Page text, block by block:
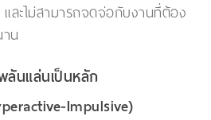
ละไม่สามารถจดจ่อกับงานที่ต้อง
น
ลันแล่นเป็นหลัก
Impulsive)